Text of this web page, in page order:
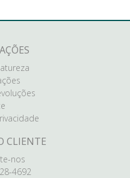
CLIENTE
nos
4692